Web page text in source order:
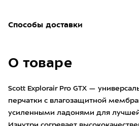
Способы доставки
О товаре
Scott Explorair Pro GTX —
перчатки с влагозащитной
усиленными ладонями для лучшей